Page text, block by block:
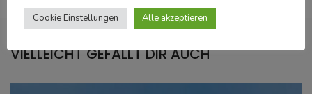
VIELLEICHT GEFÄLLT DIR AUCH
Cookie Einstellungen Alle akzeptieren